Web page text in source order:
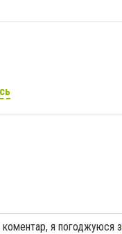
я погоджуюся з